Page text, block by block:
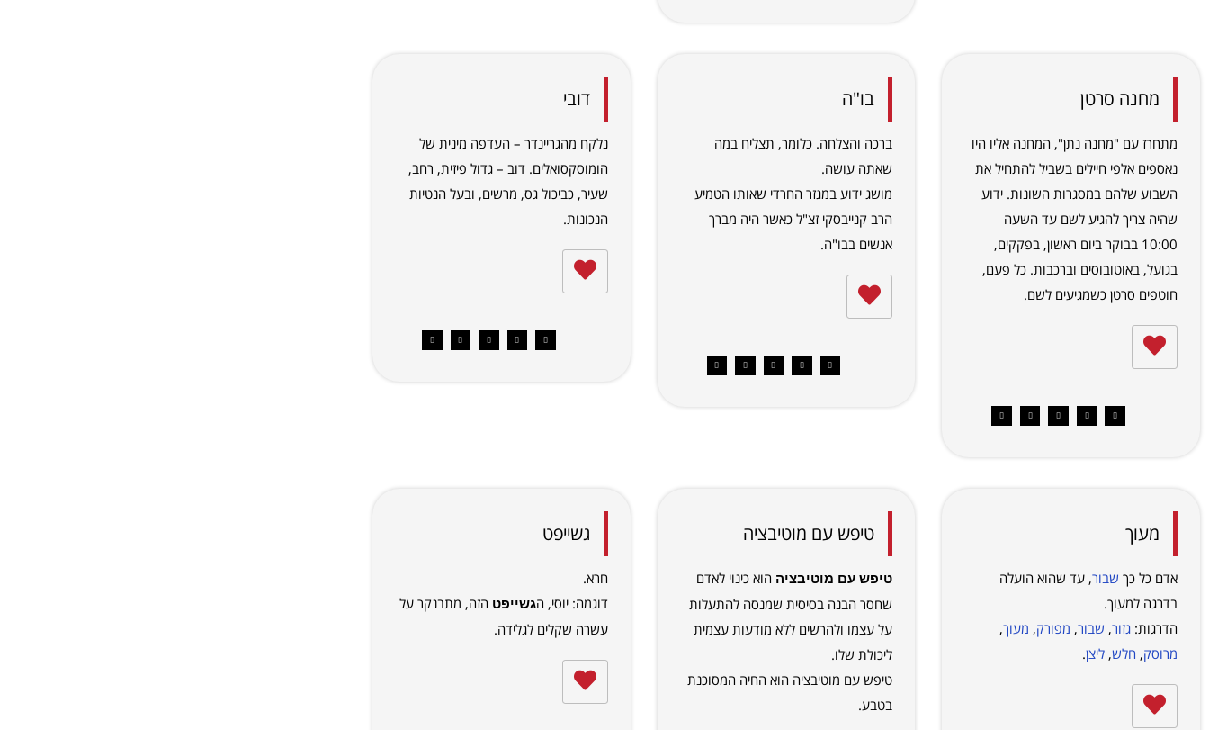
מחנה סרטן
מתחרז עם "מחנה נתן", המחנה אליו היו
נאספים אלפי חיילים בשביל להתחיל את
השבוע שלהם במסגרות השונות. ידוע
שהיה צריך להגיע לשם עד השעה
10:00 בבוקר ביום ראשון, בפקקים,
בגועל, באוטובוסים וברכבות. כל פעם,
חוטפים סרטן כשמגיעים לשם.
בו"ה
ברכה והצלחה. כלומר, תצליח במה
שאתה עושה.
מושג ידוע במגזר החרדי שאותו הטמיע
הרב קנייבסקי זצ"ל כאשר היה מברך
אנשים בבו"ה.
דובי
נלקח מהגריינדר – העדפה מינית של
הומוסקסואלים. דוב – גדול פיזית, רחב,
שעיר, כביכול גס, מרשים, ובעל הנטיות
הנכונות.
מעוך
אדם כל כך שבור, עד שהוא הועלה
בדרגה למעוך.
הדרגות: גזור, שבור, מפורק, מעוך,
מרוסק, חלש, ליצן.
טיפש עם מוטיבציה
טיפש עם מוטיבציה הוא כינוי לאדם
שחסר הבנה בסיסית שמנסה להתעלות
על עצמו ולהרשים ללא מודעות עצמית
ליכולת שלו.
טיפש עם מוטיבציה הוא החיה המסוכנת
בטבע.
גשייפט
חרא.
דוגמה: יוסי, הגשייפט הזה, מתבנקר על
עשרה שקלים לגלידה.